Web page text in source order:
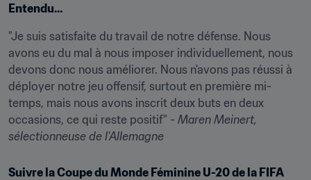
Entendu…
"Je suis satisfaite du travail de notre défense. Nous
avons eu du mal à nous imposer individuellement, nous
devons donc nous améliorer. Nous n'avons pas réussi à
déployer notre jeu offensif, surtout en première mi-
temps, mais nous avons inscrit deux buts en deux
occasions, ce qui reste positif" - Maren Meinert,
sélectionneuse de l'Allemagne
Suivre la Coupe du Monde Féminine U-20 de la FIFA